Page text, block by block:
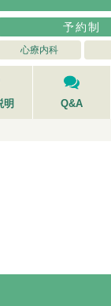
予約制
心療内科
明 Q&A